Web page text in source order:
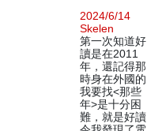
2024/6/14
Skelen
第一次知道好
讀是在2011
年，還記得那
時身在外國的
我要找<那些
年>是十分困
難，就是好讀